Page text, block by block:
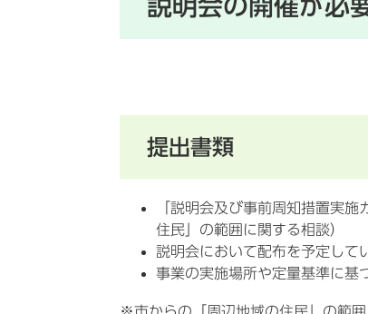
説明会の開催が必
提出書類
「説明会及び事前周知措置実
住民」の範囲に関する相談）
説明会において配布を予定して
事業の実施場所や定量基準に基